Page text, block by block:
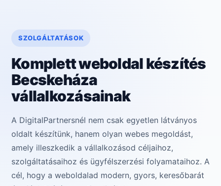
SZOLGÁLTATÁSOK
Komplett weboldal készítés
Becskeháza
vállalkozásainak
A DigitalPartnersnél nem csak egyetlen látványos
oldalt készítünk, hanem olyan webes megoldást,
amely illeszkedik a vállalkozásod céljaihoz,
szolgáltatásaihoz és ügyfélszerzési folyamataihoz. A
cél, hogy a weboldalad modern, gyors, keresőbarát